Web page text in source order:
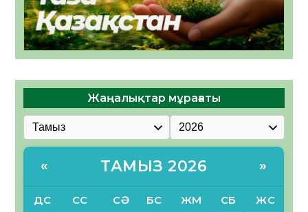
Жаңалықтар мұрағаты
« ТАМЫЗ 2026 »
ДС СС СӘ БС ЖМ СБ ЖС